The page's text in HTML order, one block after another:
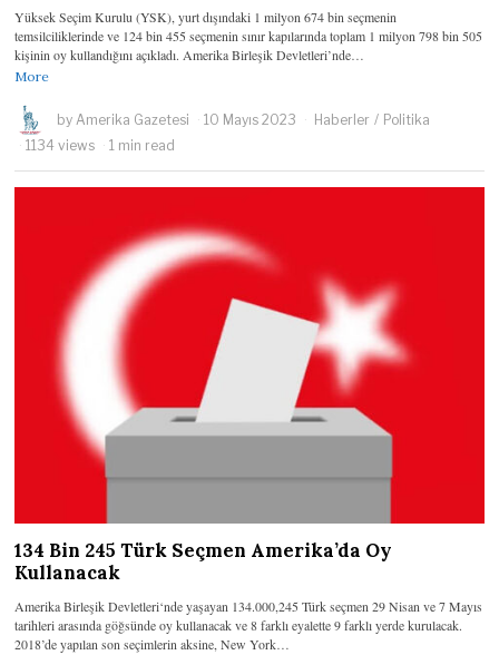
Yüksek Seçim Kurulu (YSK), yurt dışındaki 1 milyon 674 bin seçmenin
temsilciliklerinde ve 124 bin 455 seçmenin sınır kapılarında toplam 1 milyon 798 bin 505
kişinin oy kullandığını açıkladı. Amerika Birleşik Devletleri’nde…
More
by Amerika Gazetesi 10 Mayıs 2023 Haberler / Politika
1134 views
1 min read
134 Bin 245 Türk Seçmen Amerika’da Oy
Kullanacak
Amerika Birleşik Devletleri‘nde yaşayan 134.000,245 Türk seçmen 29 Nisan ve 7 Mayıs
tarihleri ​​arasında göğsünde oy kullanacak ve 8 farklı eyalette 9 farklı yerde kurulacak.
2018’de yapılan son seçimlerin aksine, New York…